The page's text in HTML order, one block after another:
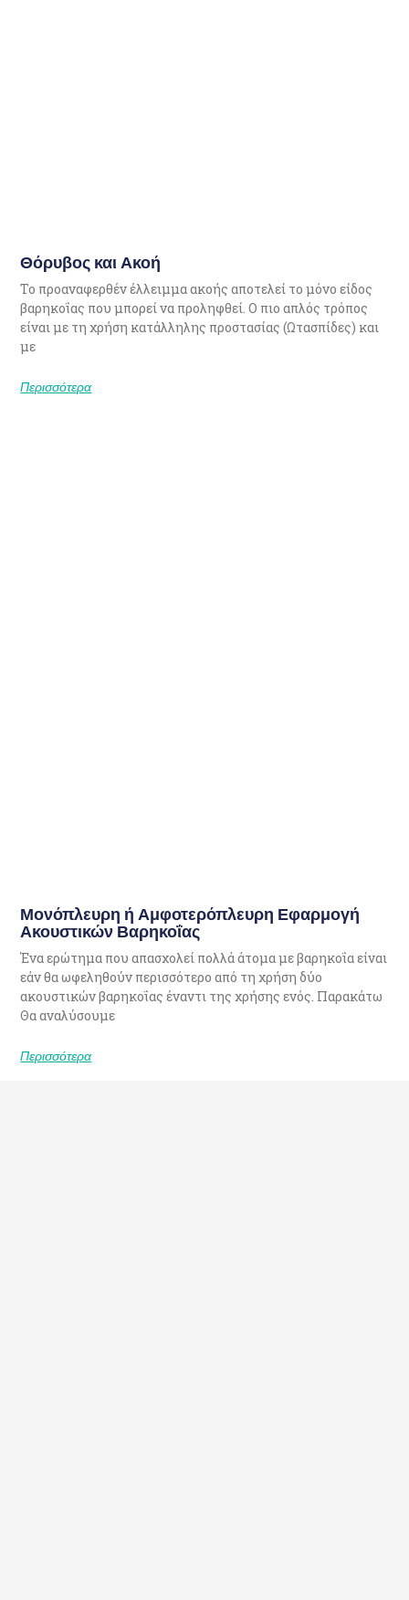
Θόρυβος και Ακοή
Το προαναφερθέν έλλειμμα ακοής αποτελεί το μόνο είδος
βαρηκοΐας που μπορεί να προληφθεί. Ο πιο απλός τρόπος
είναι με τη χρήση κατάλληλης προστασίας (Ωτασπίδες) και
με
Περισσότερα
Μονόπλευρη ή Αμφοτερόπλευρη Εφαρμογή
Ακουστικών Βαρηκοΐας
Ένα ερώτημα που απασχολεί πολλά άτομα με βαρηκοΐα είναι
εάν θα ωφεληθούν περισσότερο από τη χρήση δύο
ακουστικών βαρηκοΐας έναντι της χρήσης ενός. Παρακάτω
Θα αναλύσουμε
Περισσότερα